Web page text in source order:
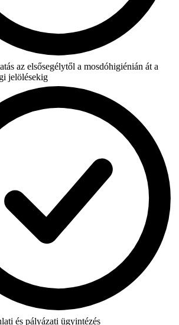
az elsősegélytől a mosdóhigiénián át a
jelölésekig
és pályázati ügyintézés